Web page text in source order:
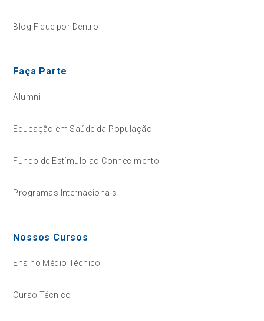
Blog Fique por Dentro
Faça Parte
Alumni
Educação em Saúde da População
Fundo de Estímulo ao Conhecimento
Programas Internacionais
Nossos Cursos
Ensino Médio Técnico
Curso Técnico